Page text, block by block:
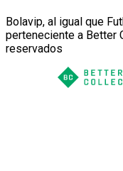
Bolavip, al igual que
perteneciente a Better
reservados